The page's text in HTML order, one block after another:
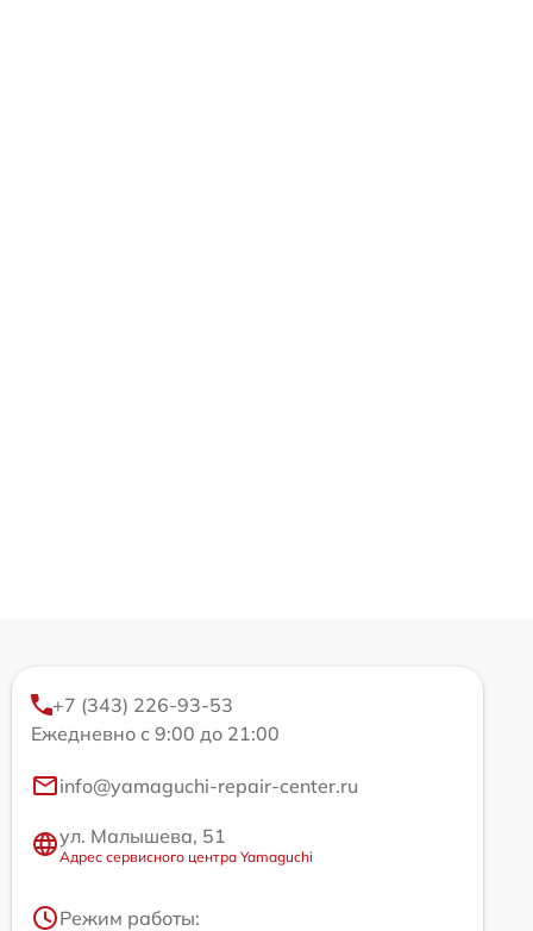
+7 (343) 226-93-53
Ежедневно с 9:00 до 21:00
info@yamaguchi-repair-center.ru
ул. Малышева, 51
Адрес сервисного центра Yamaguchi
Режим работы: